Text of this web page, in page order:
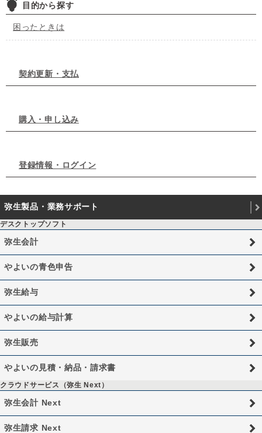
目的から探す
困ったときは
契約更新・支払
購入・申し込み
登録情報・ログイン
弥生製品・業務サポート
デスクトップソフト
弥生会計
やよいの青色申告
弥生給与
やよいの給与計算
弥生販売
やよいの見積・納品・請求書
クラウドサービス（弥生 Next）
弥生会計 Next
弥生請求 Next